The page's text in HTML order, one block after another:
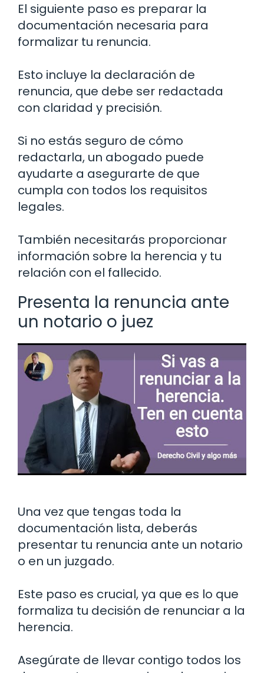
El siguiente paso es preparar la
documentación necesaria para
formalizar tu renuncia.
Esto incluye la declaración de
renuncia, que debe ser redactada
con claridad y precisión.
Si no estás seguro de cómo
redactarla, un abogado puede
ayudarte a asegurarte de que
cumpla con todos los requisitos
legales.
También necesitarás proporcionar
información sobre la herencia y tu
relación con el fallecido.
Presenta la renuncia ante
un notario o juez
Una vez que tengas toda la
documentación lista, deberás
presentar tu renuncia ante un notario
o en un juzgado.
Este paso es crucial, ya que es lo que
formaliza tu decisión de renunciar a la
herencia.
Asegúrate de llevar contigo todos los